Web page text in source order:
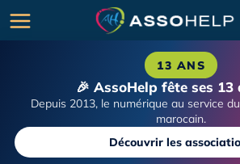
13 ANS
🎉 AssoHelp fête ses 13
Depuis 2013, le numérique au service
marocain.
Découvrir les